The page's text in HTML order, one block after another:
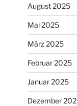
August 2025
Mai 2025
März 2025
Februar 2025
Januar 2025
Dezember